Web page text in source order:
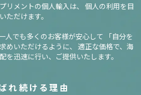
リメントの個人輸入は、
個人の利用を目
ただけます。
人でも多くのお客様が安心して
「自分を
めいただけるように、
適正な価格で、海
を迅速に行い、ご提供いたします。
れ続ける理由